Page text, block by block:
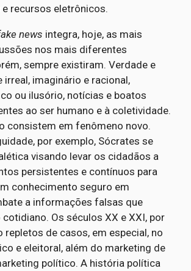
recursos eletrônicos.
news integra, hoje, as mais
nos mais diferentes
sempre existiram. Verdade e
irreal, imaginário e racional,
ou ilusório, notícias e boatos
ao ser humano e à coletividade.
consistem em fenômeno novo.
por exemplo, Sócrates se
visando levar os cidadãos a
persistentes e contínuos para
conhecimento seguro em
a informações falsas que
Os séculos XX e XXI, por
repletos de casos, em especial, no
e eleitoral, além do marketing de
político. A história política